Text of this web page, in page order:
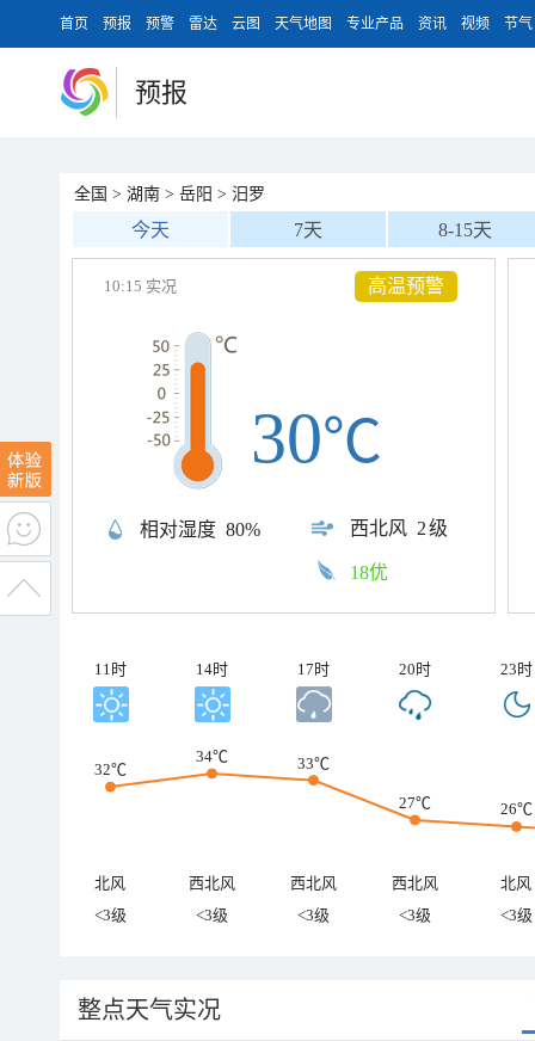
首页 预报 预警 雷达 云图 天气地图 专业产品 资讯 视频 节气
预报
全国 > 湖南 > 岳阳 > 汨罗
今天 7天 8-15天
高温预警
10:15 实况
相对湿度 80% 西北风 2级
30℃
18优
11时 14时 17时 20时 23时
32℃
34℃ 33℃
27℃ 26℃
北风 西北风 西北风 西北风
北风
<3级
<3级 <3级 <3级 <3级
整点天气实况